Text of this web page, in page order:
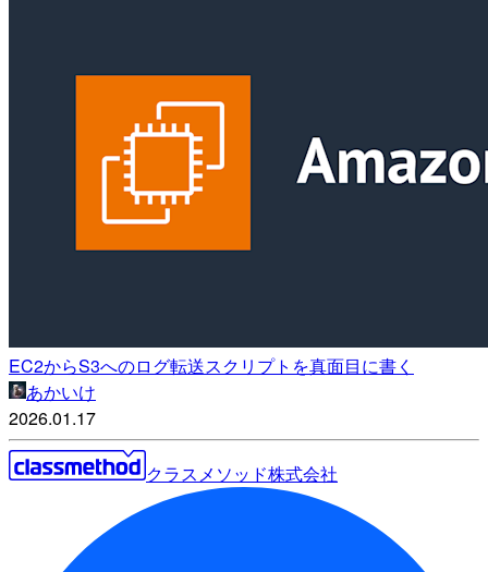
EC2からS3へのログ転送スクリプトを真面目に書く
あかいけ
2026.01.17
クラスメソッド株式会社